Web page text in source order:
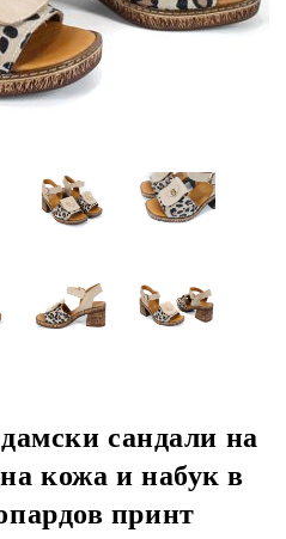
сандали на
кожа и набук в
принт